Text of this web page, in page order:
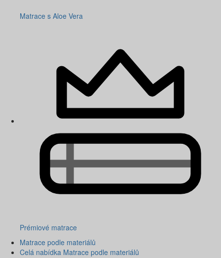
Matrace s Aloe Vera
Prémiové matrace
Matrace podle materiálů
Celá nabídka Matrace podle materiálů